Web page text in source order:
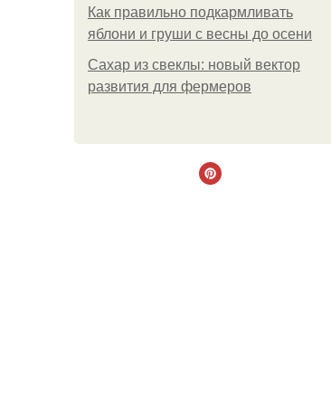
Как правильно подкармливать
яблони и груши с весны до осени
Сахар из свеклы: новый вектор
развития для фермеров